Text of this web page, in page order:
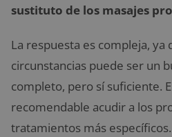
sustituto de los masajes
La respuesta es compleja,
circunstancias puede ser un
completo, pero sí suficiente.
recomendable acudir a los
tratamientos más específicos.